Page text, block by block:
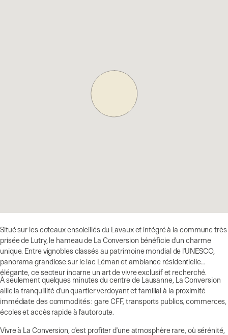
Situé sur les coteaux ensoleillés du Lavaux et intégré à la commune très
prisée de Lutry, le hameau de La Conversion bénéficie d'un charme
unique. Entre vignobles classés au patrimoine mondial de l'UNESCO,
panorama grandiose sur le lac Léman et ambiance résidentielle
élégante, ce secteur incarne un art de vivre exclusif et recherché.
À seulement quelques minutes du centre de Lausanne, La Conversion
allie la tranquillité d'un quartier verdoyant et familial à la proximité
immédiate des commodités : gare CFF, transports publics, commerces,
écoles et accès rapide à l'autoroute.
Vivre à La Conversion, c'est profiter d'une atmosphère rare, où sérénité,